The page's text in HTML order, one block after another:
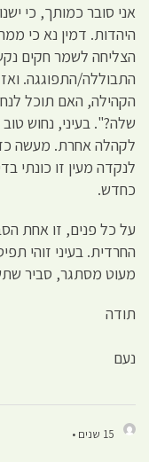
אני סובר כמותך, כי
היהדות. דמין נא כי
הצליחה לשמר חקים
התבוללה/התפוגגה.
הקהילה, האם תוכל
שלה?". בעיני, נחוש
לקהלה אחרת. מעשה
לנקדה מעין זו כונתי
כחדש.
על כל פנים, זו אחת
החרדית. בעיני זוהי
מעוט מסתגר, סביר
תודה
נעם
15 שנים •